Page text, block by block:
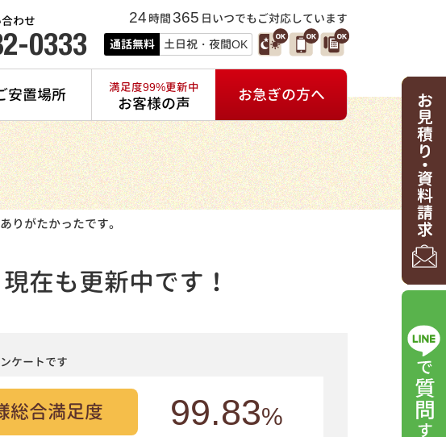
0333
24 時間365 日いつでもご対応しています
通話無料 土日祝・夜間OK
わせ
安置場所 満足度99%更新中
お客様の声 お急ぎの方へ
りがたかったです。
現在も更新中です！
ケートです
総合満足度 99.83%